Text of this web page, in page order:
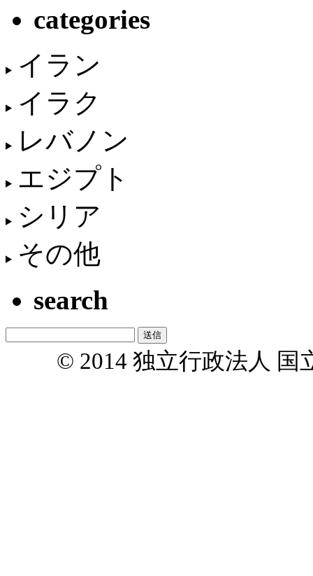
categories
イラン
イラク
レバノン
エジプト
シリア
その他
search
© 2014 独立行政法人 国